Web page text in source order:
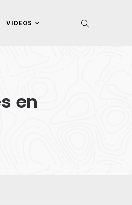
VIDEOS
en